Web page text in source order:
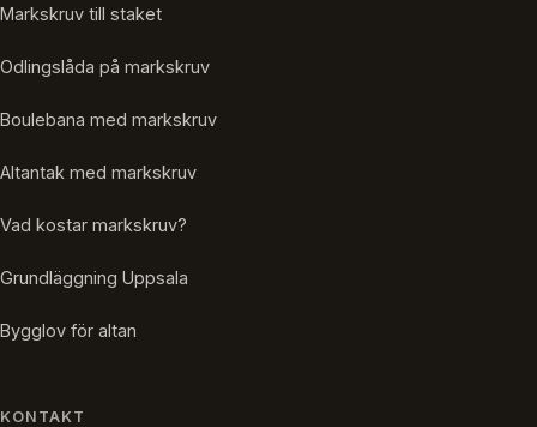
Markskruv till staket
Odlingslåda på markskruv
Boulebana med markskruv
Altantak med markskruv
Vad kostar markskruv?
Grundläggning Uppsala
Bygglov för altan
KONTAKT